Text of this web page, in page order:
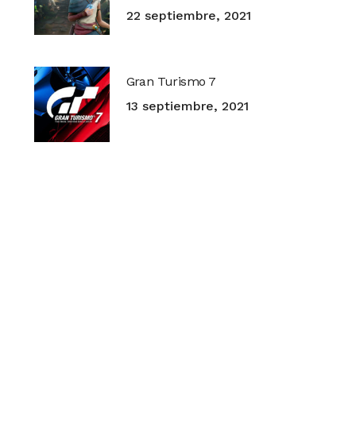
22 septiembre, 2021
Gran Turismo 7
13 septiembre, 2021